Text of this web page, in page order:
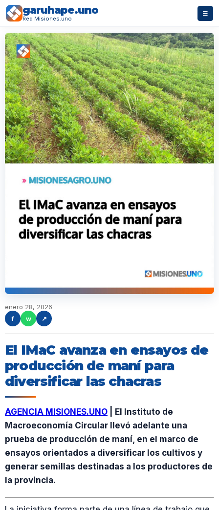
garuhape.uno
Red Misiones.uno
☰
enero 28, 2026
f
w ↗
El IMaC avanza en ensayos de
producción de maní para
diversificar las chacras
AGENCIA MISIONES.UNO | El Instituto de
Macroeconomía Circular llevó adelante una
prueba de producción de maní, en el marco de
ensayos orientados a diversificar los cultivos y
generar semillas destinadas a los productores de
la provincia.